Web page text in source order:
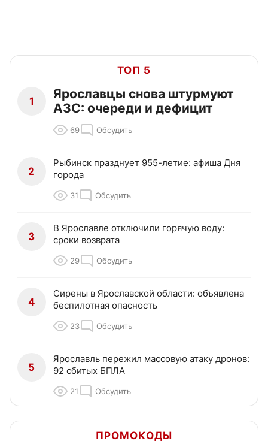
ТОП 5
1
Ярославцы снова штурмуют
АЗС: очереди и дефицит
69 Обсудить
2
Рыбинск празднует 955-летие: афиша Дня
города
31 Обсудить
3
В Ярославле отключили горячую воду:
сроки возврата
29 Обсудить
4
Сирены в Ярославской области: объявлена
беспилотная опасность
23 Обсудить
5
Ярославль пережил массовую атаку дронов:
92 сбитых БПЛА
21 Обсудить
ПРОМОКОДЫ